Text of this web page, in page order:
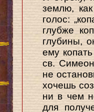
землю,
голос:
глубже
глубины,
ему
св.
не
хочешь
ни в чем
для